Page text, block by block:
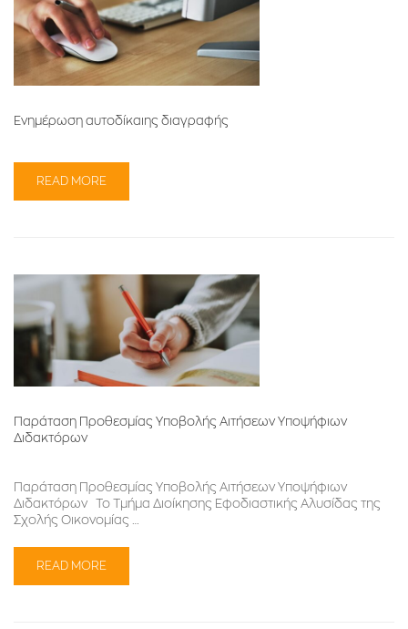
Ενημέρωση αυτοδίκαιης διαγραφής
READ MORE
Παράταση Προθεσμίας Υποβολής Αιτήσεων Υποψήφιων
Διδακτόρων
Παράταση Προθεσμίας Υποβολής Αιτήσεων Υποψήφιων
Διδακτόρων Το Τμήμα Διοίκησης Εφοδιαστικής Αλυσίδας της
Σχολής Οικονομίας …
READ MORE